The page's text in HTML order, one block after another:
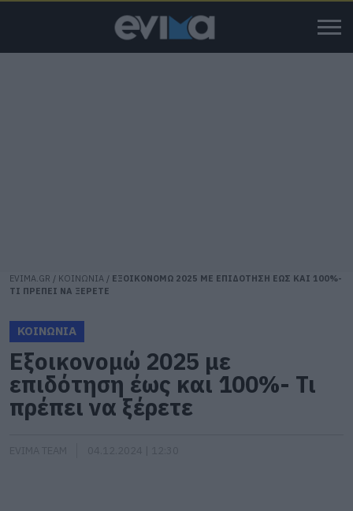
EVIMA.GR / ΚΟΙΝΩΝΙΑ / ΕΞΟΙΚΟΝΟΜΩ 2025 ΜΕ ΕΠΙΔΟΤΗΣΗ ΕΩΣ ΚΑΙ 100%-
ΤΙ ΠΡΕΠΕΙ ΝΑ ΞΕΡΕΤΕ
ΚΟΙΝΩΝΙΑ
Εξοικονομώ 2025 με
επιδότηση έως και 100%- Τι
πρέπει να ξέρετε